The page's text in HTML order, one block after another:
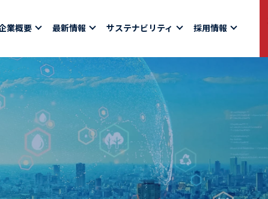
業概要 最新情報 サステナビリティ 採用情報
採用情報
社員紹介
社員インタビュー
育休取得者インタビュー
Social link
サイト内検索